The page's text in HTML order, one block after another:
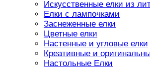
Искусственные елки из
Елки с лампочками
Заснеженные елки
Цветные елки
Настенные и угловые елки
Креативные и
Настольные Елки